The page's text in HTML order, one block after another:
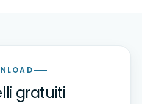
gratuiti